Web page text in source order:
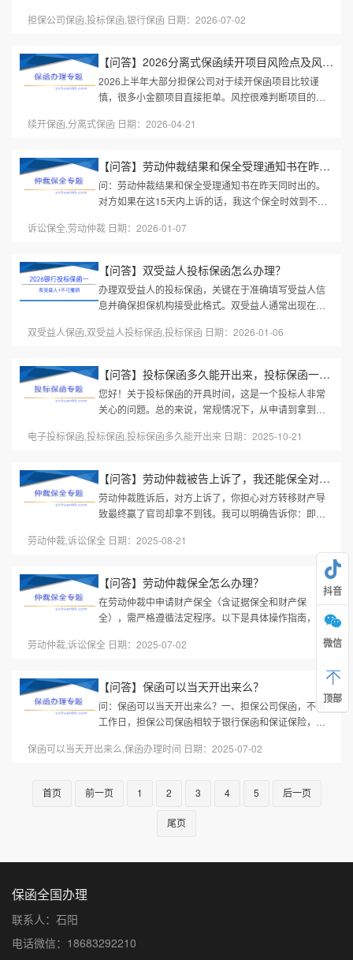
那么，为什么招标文件明明约...
担保公司保函,投标保函,银行保函 日期：2026-07-02
【问答】2026分离式保函续开项目风险点及风控措施？
2026上半年大部分担保公司对于续开保函项目比较谨
慎，很多小金额项目直接拒单。风控很难判断项目的真
函仍然真实有效，此时续开的保...
续开保函,分离式保函 日期：2026-04-21
【问答】劳动仲裁结果和保全受理通知书在昨天同时出的。对方如果...
问：劳动仲裁结果和保全受理通知书在昨天同时出的。
对方如果在这15天内上诉的话，我这个保全时效到不到
会延续到接下来的诉讼阶段，...
诉讼保全,劳动仲裁 日期：2026-01-07
【问答】双受益人投标保函怎么办理？
办理双受益人的投标保函，关键在于准确填写受益人信
息并确保担保机构接受此格式。双受益人通常出现在多
项目中。以下是办理双受益人...
双受益人保函,双受益人投标保函,投标保函 日期：2026-01-06
【问答】投标保函多久能开出来，投标保函一般几天出来？
您好！关于投标保函的开具时间，这是一个投标人非常
关心的问题。总的来说，常规情况下，从申请到拿到手
多种因素的影响。下面为您详...
电子投标保函,投标保函,投标保函多久能开出来 日期：2025-10-21
【问答】劳动仲裁被告上诉了，我还能保全对方么？
劳动仲裁胜诉后，对方上诉了，你担心对方转移财产导
致最终赢了官司却拿不到钱。我可以明确告诉你：即使
常重要的法律手段，可以有效...
劳动仲裁,诉讼保全 日期：2025-08-21
【问答】劳动仲裁保全怎么办理？
在劳动仲裁中申请财产保全（含证据保全和财产保
全），需严格遵循法定程序。以下是具体操作指南，依
明用人单位存在转移、隐匿财产的...
劳动仲裁,诉讼保全 日期：2025-07-02
【问答】保函可以当天开出来么？
问：保函可以当天开出来么？一、担保公司保函，不限
工作日，担保公司保函相较于银行保函和保证保险，资
开出。部分担保公司周末也可...
保函可以当天开出来么,保函办理时间 日期：2025-07-02
首页 前一页 1 2 3 4 5 后一页
尾页
保函全国办理
联系人：石阳
电话微信：18683292210
抖音
微信
顶部